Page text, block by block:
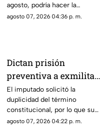
agosto, podría hacer la
diferencia entre un día
agosto 07, 2026 04:36 p. m.
Dictan prisión
preventiva a exmilitar
estadounidense por
asesinato de tres
personas en Coahuila
El imputado solicitó la
duplicidad del término
constitucional, por lo que su
situación jurídica se definirá
agosto 07, 2026 04:22 p. m.